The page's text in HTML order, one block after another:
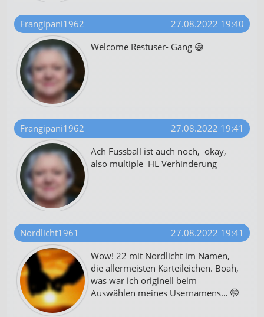
Frangipani1962
27.08.2022 19:40
Welcome Restuser- Gang 😅
Frangipani1962
27.08.2022 19:41
Ach Fussball ist auch noch, okay,
also multiple HL Verhinderung
Nordlicht1961
27.08.2022 19:41
Wow! 22 mit Nordlicht im Namen,
die allermeisten Karteileichen. Boah,
was war ich originell beim
Auswählen meines Usernamens… 🤭